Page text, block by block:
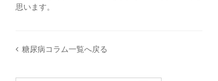
思います。
糖尿病コラム一覧へ戻る